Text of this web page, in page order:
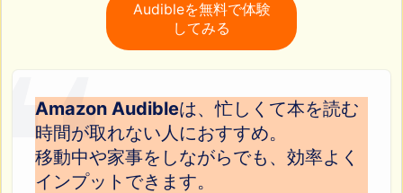
Audibleを無料で体験
してみる
Amazon Audibleは、忙しくて本を読む
時間が取れない人におすすめ。
移動中や家事をしながらでも、効率よく
インプットできます。